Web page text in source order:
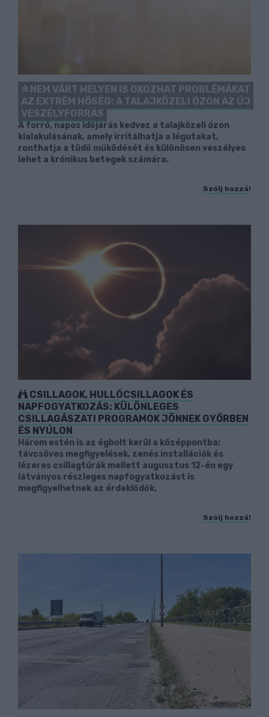
NEM VÁRT HELYEN IS OKOZHAT PROBLÉMÁKAT
AZ EXTRÉM HŐSÉG: A TALAJKÖZELI ÓZON AZ ÚJ
VESZÉLYFORRÁS
A forró, napos időjárás kedvez a talajközeli ózon
kialakulásának, amely irritálhatja a légutakat,
ronthatja a tüdő működését és különösen veszélyes
lehet a krónikus betegek számára.
Szólj hozzá!
CSILLAGOK, HULLÓCSILLAGOK ÉS
NAPFOGYATKOZÁS: KÜLÖNLEGES
CSILLAGÁSZATI PROGRAMOK JÖNNEK GYŐRBEN
ÉS NYÚLON
Három estén is az égbolt kerül a középpontba:
távcsöves megfigyelések, zenés installációk és
lézeres csillagtúrák mellett augusztus 12-én egy
látványos részleges napfogyatkozást is
megfigyelhetnek az érdeklődők.
Szólj hozzá!